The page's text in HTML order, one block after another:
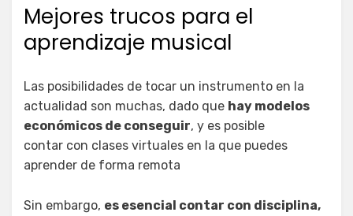
Mejores trucos para el
aprendizaje musical
Las posibilidades de tocar un instrumento en la
actualidad son muchas, dado que hay modelos
económicos de conseguir, y es posible
contar con clases virtuales en la que puedes
aprender de forma remota
Sin embargo, es esencial contar con disciplina,